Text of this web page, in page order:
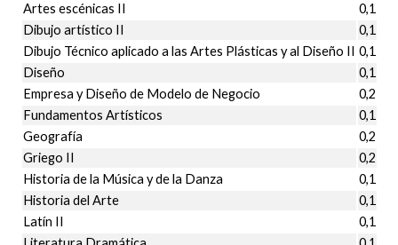
Artes escénicas II
0,1
Dibujo artístico II
0,1
Dibujo Técnico aplicado a las Artes Plásticas y al Diseño II 0,1
Diseño
0,1
Empresa y Diseño de Modelo de Negocio
0,2
Fundamentos Artísticos
0,1
Geografía
0,2
Griego II
0,2
Historia de la Música y de la Danza
0,1
Historia del Arte
0,1
Latín II
0,1